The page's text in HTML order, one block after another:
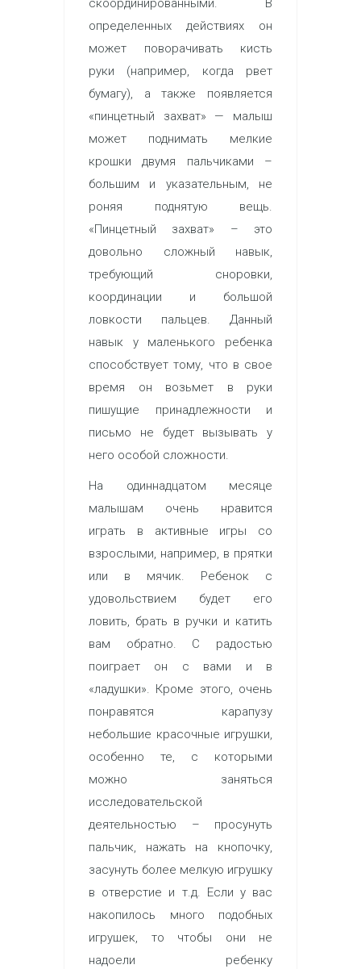
скоординированными. В
определенных действиях он
может поворачивать кисть
руки (например, когда рвет
бумагу), а также появляется
«пинцетный захват» — малыш
может поднимать мелкие
крошки двумя пальчиками –
большим и указательным, не
роняя поднятую вещь.
«Пинцетный захват» – это
довольно сложный навык,
требующий сноровки,
координации и большой
ловкости пальцев. Данный
навык у маленького ребенка
способствует тому, что в свое
время он возьмет в руки
пишущие принадлежности и
письмо не будет вызывать у
него особой сложности.
На одиннадцатом месяце
малышам очень нравится
играть в активные игры со
взрослыми, например, в прятки
или в мячик. Ребенок с
удовольствием будет его
ловить, брать в ручки и катить
вам обратно. С радостью
поиграет он с вами и в
«ладушки». Кроме этого, очень
понравятся карапузу
небольшие красочные игрушки,
особенно те, с которыми
можно заняться
исследовательской
деятельностью – просунуть
пальчик, нажать на кнопочку,
засунуть более мелкую игрушку
в отверстие и т.д. Если у вас
накопилось много подобных
игрушек, то чтобы они не
надоели ребенку